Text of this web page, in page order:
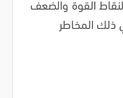
القوة والضعف
ذلك المخاطر